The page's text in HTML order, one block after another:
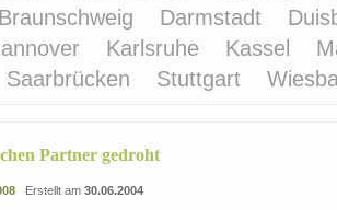
Braunschweig Darmstadt
Karlsruhe Kassel
Saarbrücken Stuttgart
Partner gedroht
Erstellt am 30.06.2004